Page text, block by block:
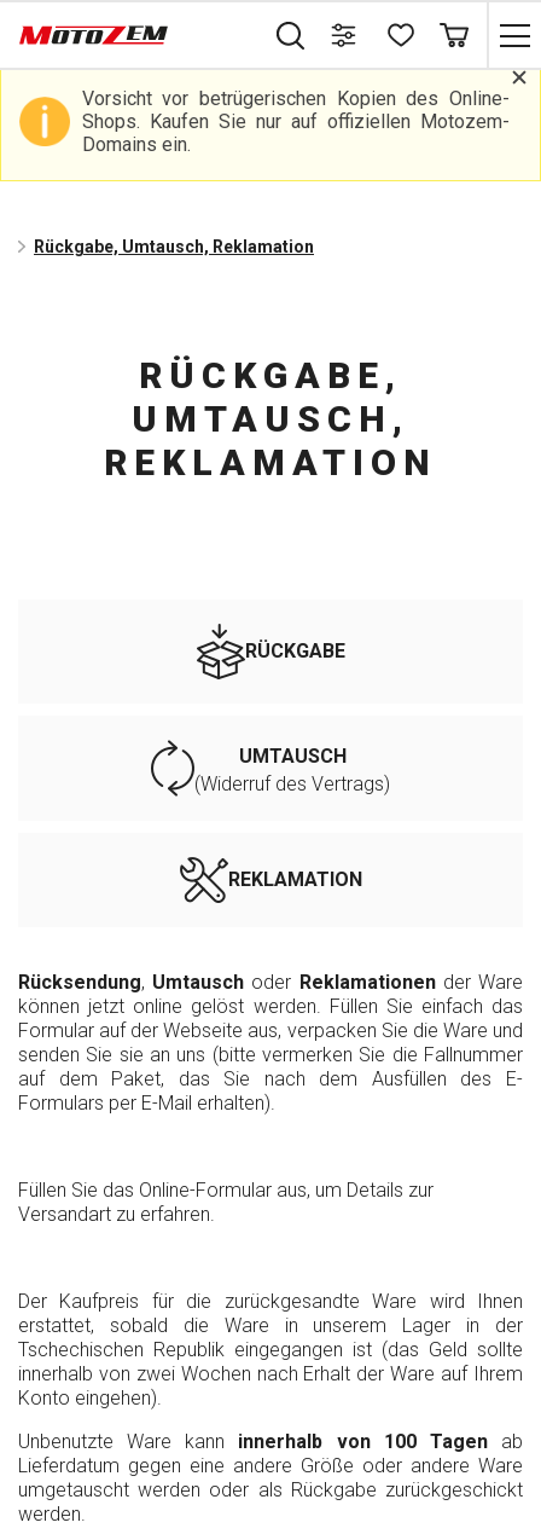
Vorsicht vor betrügerischen Kopien des Online-
Shops. Kaufen Sie nur auf offiziellen Motozem-
Domains ein.
Rückgabe, Umtausch, Reklamation
RÜCKGABE,
UMTAUSCH,
REKLAMATION
RÜCKGABE
UMTAUSCH
(Widerruf des Vertrags)
REKLAMATION
Rücksendung, Umtausch oder Reklamationen der Ware
können jetzt online gelöst werden. Füllen Sie einfach das
Formular auf der Webseite aus, verpacken Sie die Ware und
senden Sie sie an uns (bitte vermerken Sie die Fallnummer
auf dem Paket, das Sie nach dem Ausfüllen des E-
Formulars per E-Mail erhalten).
Füllen Sie das Online-Formular aus, um Details zur
Versandart zu erfahren.
Der Kaufpreis für die zurückgesandte Ware wird Ihnen
erstattet, sobald die Ware in unserem Lager in der
Tschechischen Republik eingegangen ist (das Geld sollte
innerhalb von zwei Wochen nach Erhalt der Ware auf Ihrem
Konto eingehen).
Unbenutzte Ware kann innerhalb von 100 Tagen ab
Lieferdatum gegen eine andere Größe oder andere Ware
umgetauscht werden oder als Rückgabe zurückgeschickt
werden.